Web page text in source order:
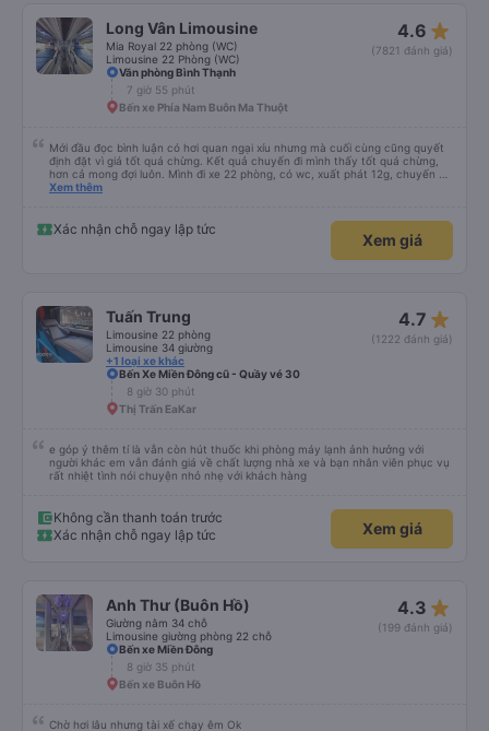
Long Vân Limousine
Mia Royal 22 phòng (WC)
Limousine 22 Phòng (WC)
4.6 star_rate
(7821 đánh giá)
Văn phòng Bình Thạnh
7 giờ 55 phút
Bến xe Phía Nam Buôn Ma Thuột
Mới đầu đọc bình luận có hơi quan ngại xíu nhưng mà cuối cùng cũng quyết
định đặt vì giá tốt quá chừng. Kết quả chuyến đi mình thấy tốt quá chừng,
hơn cả mong đợi luôn. Mình đi xe 22 phòng, có wc, xuất phát 12g, chuyến đi
hôm qua của mình như thế này: 1. Ưu điểm: - Mấy bạn CSKH kỹ tính và dễ
trên xe sạch sẽ. - Phòng nằm không phải mới kin kít nhưng rất sạch sẽ, êm,
nằm thoải mái cho cả 2 người, mình say xe nhưng nằm thoải mái lắm, có thể
đọc sách được nguyên cả chuyến đi luôn mà. - Xuất phát đúng giờ và mình
nhà xe có xin lỗi và báo lại chỉ dừng ở Chu Văn An được thôi. Nếu về Mã Lò
được thì tiện cho mình quá chừng. Do xe dễ thương nên gặp được khách trên
xe ai cũng dễ thương quá luôn, nên chuyến đi hôm qua của mình okela lắm,
hi vọng nhà xe giữ được phong độ như thế này, đừng bị sa sút nha.
Xem thêm
Xác nhận chỗ ngay lập tức
Xem giá
Tuấn Trung
Limousine 22 phòng
Limousine 34 giường
+1 loại xe khác
4.7 star_rate
(1222 đánh giá)
Bến Xe Miền Đông cũ - Quầy vé 30
8 giờ 30 phút
Thị Trấn EaKar
e góp ý thêm tí là vẫn còn hút thuốc khi phòng máy lạnh ảnh hưởng với
người khác em vẫn đánh giá về chất lượng nhà xe và bạn nhân viên phục vụ
rất nhiệt tình nói chuyện nhỏ nhẹ với khách hàng
Không cần thanh toán trước
Xác nhận chỗ ngay lập tức
Xem giá
Anh Thư (Buôn Hồ)
Giường nằm 34 chỗ
Limousine giường phòng 22 chỗ
4.3 star_rate
(199 đánh giá)
Bến xe Miền Đông
8 giờ 35 phút
Bến xe Buôn Hồ
Chờ hơi lâu nhưng tài xế chạy êm Ok